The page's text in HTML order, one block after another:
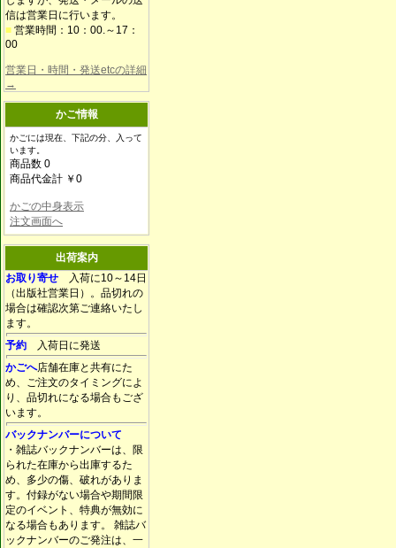
信は営業日に行います。
■ 営業時間：10：00.～17：
00
営業日・時間・発送etcの詳細
→
かご情報
かごには現在、下記の分、入って
います。
商品数 0
商品代金計 ￥0
かごの中身表示
注文画面へ
出荷案内
お取り寄せ 入荷に10～14日
（出版社営業日）。品切れの
場合は確認次第ご連絡いたし
ます。
予約 入荷日に発送
かごへ店舗在庫と共有にた
め、ご注文のタイミングによ
り、品切れになる場合もござ
います。
バックナンバーについて
・雑誌バックナンバーは、限
られた在庫から出庫するた
め、多少の傷、破れがありま
す。付録がない場合や期間限
定のイベント、特典が無効に
なる場合もあります。 雑誌バ
ックナンバーのご発注は、一